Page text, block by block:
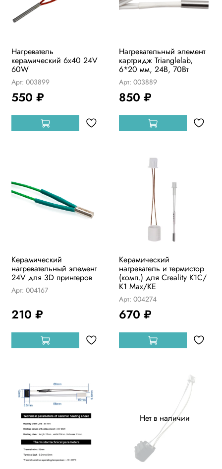
Нагреватель
керамический 6х40 24V
60W
Арт: 003899
550 ₽
Нагревательный элемент
картридж Trianglelab,
6*20 мм, 24В, 70Вт
Арт: 003889
850 ₽
Керамический
нагревательный элемент
24V для 3D принтеров
Арт: 004167
210 ₽
Керамический
нагреватель и термистор
(комп.) для Creality K1C/
K1 Max/KE
Арт: 004274
670 ₽
Нет в наличии